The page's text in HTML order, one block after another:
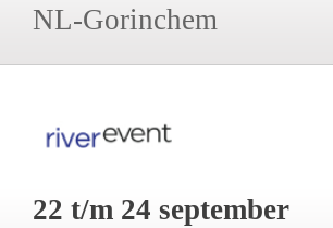
NL-Gorinchem
22 t/m 24 september